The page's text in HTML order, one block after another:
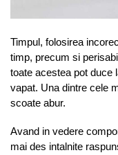
Timpul, folosirea
timp, precum si
toate acestea pot duce
vapat. Una dintre cele
scoate abur.
Avand in vedere
mai des intalnite